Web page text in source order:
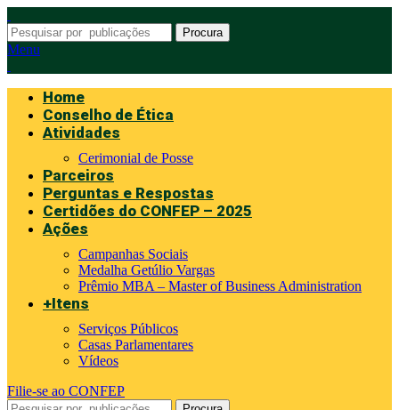
Procura
Menu
Home
Conselho de Ética
Atividades
Cerimonial de Posse
Parceiros
Perguntas e Respostas
Certidões do CONFEP – 2025
Ações
Campanhas Sociais
Medalha Getúlio Vargas
Prêmio MBA – Master of Business Administration
+Itens
Serviços Públicos
Casas Parlamentares
Vídeos
Filie-se ao CONFEP